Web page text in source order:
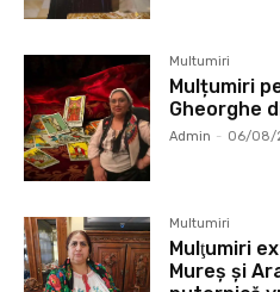
Multumiri
Mulțumiri
Gheorghe
Admin - 06/08/
Multumiri
Mulţumiri
Mureș și